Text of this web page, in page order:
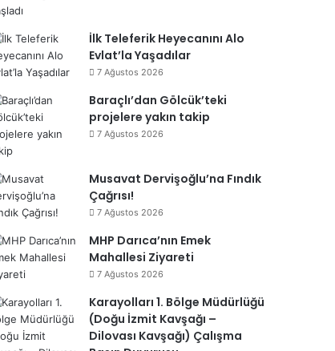
İlk Teleferik Heyecanını Alo
Evlat’la Yaşadılar
7 Ağustos 2026
Baraçlı’dan Gölcük’teki
projelere yakın takip
7 Ağustos 2026
Musavat Dervişoğlu’na Fındık
Çağrısı!
7 Ağustos 2026
MHP Darıca’nın Emek
Mahallesi Ziyareti
7 Ağustos 2026
Karayolları 1. Bölge Müdürlüğü
(Doğu İzmit Kavşağı –
Dilovası Kavşağı) Çalışma